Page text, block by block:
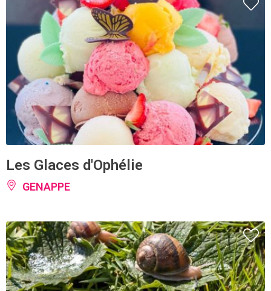
Les Glaces d'Ophélie
GENAPPE